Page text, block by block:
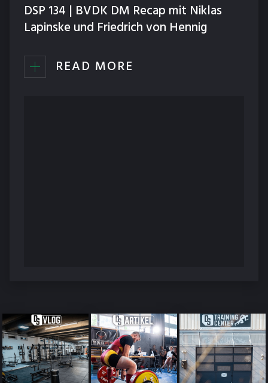
DSP 134 | BVDK DM Recap mit Niklas
Lapinske und Friedrich von Hennig
READ MORE